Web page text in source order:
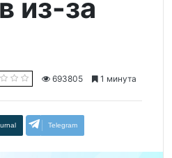
из-за
693805 1 минута
Telegram